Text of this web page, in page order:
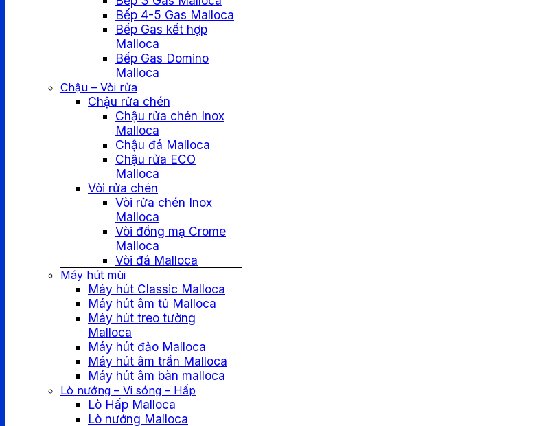
Bếp 4-5 Gas Malloca
Bếp Gas kết hợp
Malloca
Bếp Gas Domino
Malloca
Chậu – Vòi rửa
Chậu rửa chén
Chậu rửa chén Inox
Malloca
Chậu đá Malloca
Chậu rửa ECO
Malloca
Vòi rửa chén
Vòi rửa chén Inox
Malloca
Vòi đồng mạ Crome
Malloca
Vòi đá Malloca
Máy hút mùi
Máy hút Classic Malloca
Máy hút âm tủ Malloca
Máy hút treo tường
Malloca
Máy hút đảo Malloca
Máy hút âm trần Malloca
Máy hút âm bàn malloca
Lò nướng – Vi sóng – Hấp
Lò Hấp Malloca
Lò nướng Malloca